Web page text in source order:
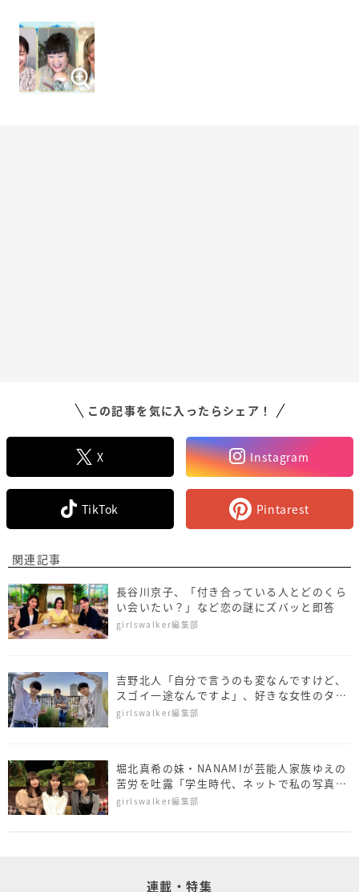
この記事を気に入ったらシェア！
X Instagram
TikTok Pintarest
関連記事
長谷川京子、「付き合っている人とどのくら
い会いたい？」など恋の謎にズバッと即答
girlswalker編集部
吉野北人「自分で言うのも変なんですけど、
スゴイ一途なんですよ」、好きな女性のタイ
プを告白
girlswalker編集部
堀北真希の妹・NANAMIが芸能人家族ゆえの
苦労を吐露「学生時代、ネットで私の写真が
出回って……」
girlswalker編集部
連載・特集